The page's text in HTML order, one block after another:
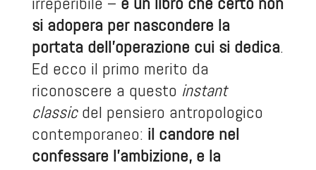
si adopera per nascondere la
portata dell’operazione cui si dedica.
Ed ecco il primo merito da
riconoscere a questo instant
classicdel pensiero antropologico
contemporaneo: il candore nel
confessare l’ambizione, e la